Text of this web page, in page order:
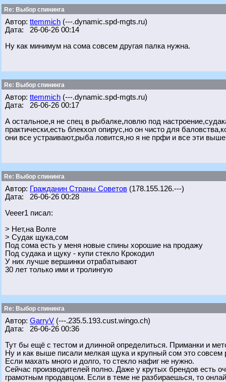
Re: Выбор спининга
Автор: ttemmich (---.dynamic.spd-mgts.ru)
Дата: 26-06-26 00:14
Ну как минимум на сома совсем другая палка нужна.
Re: Выбор спининга
Автор: ttemmich (---.dynamic.spd-mgts.ru)
Дата: 26-06-26 00:17
А остальное,я не спец в рыбалке,ловлю под
практически,есть блекхол опирус,но он чисто для
они все устраивают,рыба ловится,но я не прфи и все эти
Re: Выбор спининга
Автор: Гражданин Страны Советов (178.155.126.---)
Дата: 26-06-26 00:28
Veeer1 писал:
> Нет,на Волге
> Судак щука,сом
Под сома есть у меня новые спины хорошие на продажу
Под судака и щуку - купи стекло Крокодил
У них лучше вершинки отрабатывают
30 лет только ими и тролингую
Re: Выбор спининга
Автор: GarryV (---.235.5.193.cust.wingo.ch)
Дата: 26-06-26 00:36
Тут бы ещё с тестом и длинной определиться. Приманки и
Ну и как выше писали мелкая щука и крупный сом это совсем
Если махать много и долго, то стекло нафиг не нужно.
Сейчас производителей полно. Даже у крутых брендов есть
грамотным продавцом. Если в теме не разбираешься, то